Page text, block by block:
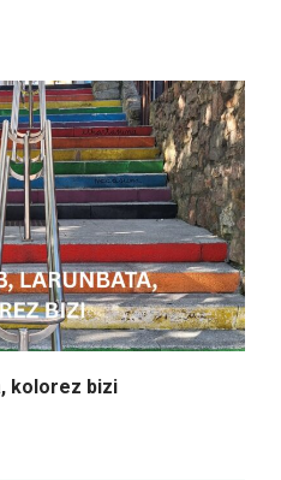
kolorez bizi